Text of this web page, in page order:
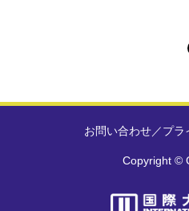
お問い合わせ／プラ
Copyright ©